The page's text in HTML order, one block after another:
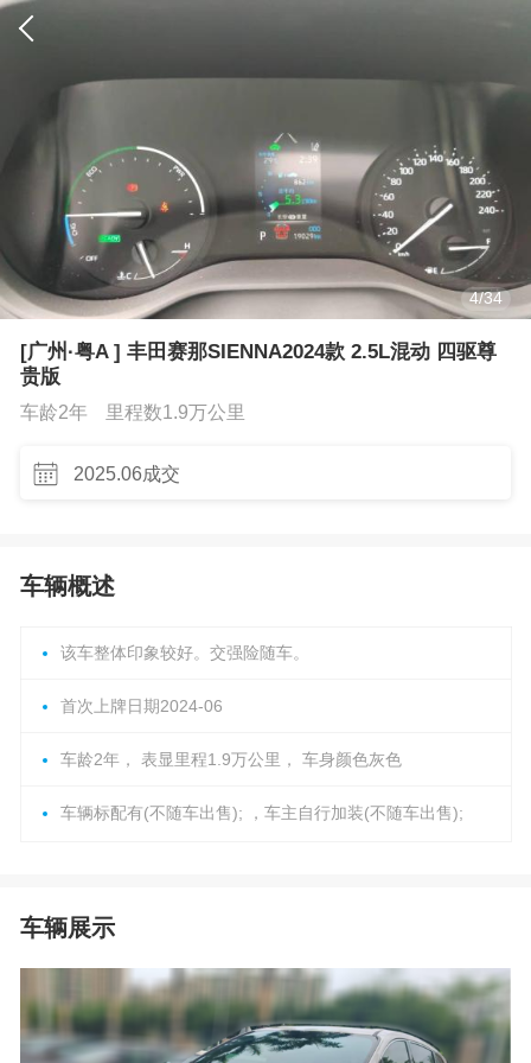
4/34
[广州·粤A ] 丰田赛那SIENNA2024款 2.5L混动 四驱尊
贵版
车龄2年 里程数1.9万公里
2025.06成交
车辆概述
该车整体印象较好。交强险随车。
首次上牌日期2024-06
车龄2年， 表显里程1.9万公里， 车身颜色灰色
车辆标配有(不随车出售); ，车主自行加装(不随车出售);
车辆展示